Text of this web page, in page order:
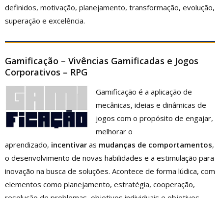
definidos, motivação, planejamento, transformação, evolução,
superação e excelência.
Gamificação – Vivências Gamificadas e Jogos
Corporativos – RPG
Gamificação é a aplicação de
mecânicas, ideias e dinâmicas de
jogos com o propósito de engajar,
melhorar o
aprendizado, incentivar as mudanças de comportamentos,
o desenvolvimento de novas habilidades e a estimulação para
inovação na busca de soluções. Acontece de forma lúdica, com
elementos como planejamento, estratégia, cooperação,